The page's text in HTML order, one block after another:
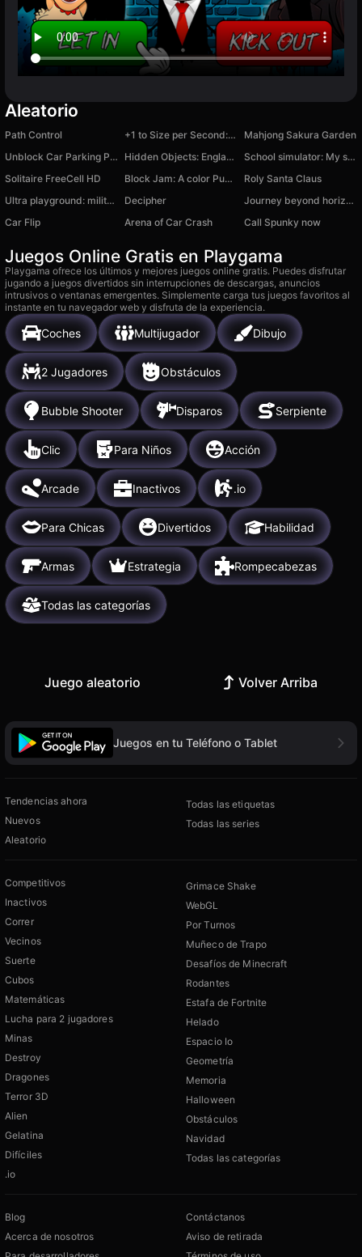
Aleatorio
Path Control +1 to Size per Second: Robbie!
Mahjong Sakura Garden
Unblock Car Parking Puzzle
Hidden Objects: England
School simulator: My school
Solitaire FreeCell HD
Block Jam: A color Puzzle
Roly Santa Claus
Ultra playground: military mod
Decipher
Journey beyond horizons
Car Flip
Arena of Car Сrash Call Spunky now
Juegos Online Gratis en Playgama
Playgama ofrece los últimos y mejores juegos online gratis. Puedes disfrutar
jugando a juegos divertidos sin interrupciones de descargas, anuncios
intrusivos o ventanas emergentes. Simplemente carga tus juegos favoritos al
instante en tu navegador web y disfruta de la experiencia.
Coches Multijugador Dibujo
2 Jugadores Obstáculos
Bubble Shooter Disparos Serpiente
Clic Para Niños Acción
Arcade Inactivos .io
Para Chicas Divertidos Habilidad
Armas Estrategia Rompecabezas
Todas las categorías
Juego aleatorio Volver Arriba
Juegos en tu Teléfono o Tablet
Tendencias ahora
Nuevos
Aleatorio
Todas las etiquetas
Todas las series
Competitivos
Inactivos
Correr
Vecinos
Suerte
Cubos
Matemáticas
Lucha para 2 jugadores
Minas
Destroy
Dragones
Terror 3D
Alien
Gelatina
Difíciles
.io
Grimace Shake
WebGL
Por Turnos
Muñeco de Trapo
Desafíos de Minecraft
Rodantes
Estafa de Fortnite
Helado
Espacio Io
Geometría
Memoria
Halloween
Obstáculos
Navidad
Todas las categorías
Blog
Acerca de nosotros
Contáctanos
Aviso de retirada